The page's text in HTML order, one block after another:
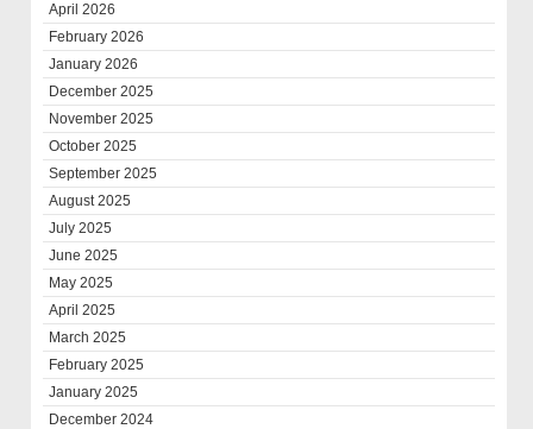
April 2026
February 2026
January 2026
December 2025
November 2025
October 2025
September 2025
August 2025
July 2025
June 2025
May 2025
April 2025
March 2025
February 2025
January 2025
December 2024